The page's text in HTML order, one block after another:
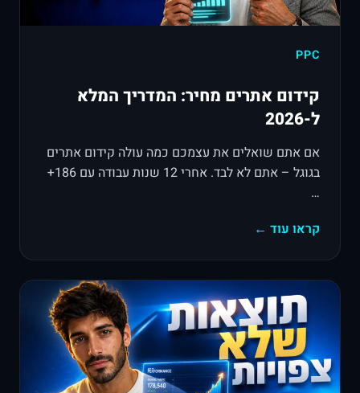
PPC
קידום אתרים מחיר: המדריך המלא
ל-2026
אם אתם שואלים את עצמכם כמה עולה קידום אתרים
בגוגל – אתם לא לבד. אחרי 12 שנות עבודה עם 186+
…
קראו עוד ←